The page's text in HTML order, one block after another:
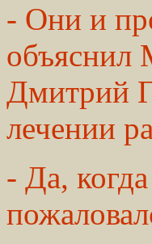
- Они и
объяснил
Дмитрий
лечении
- Да,